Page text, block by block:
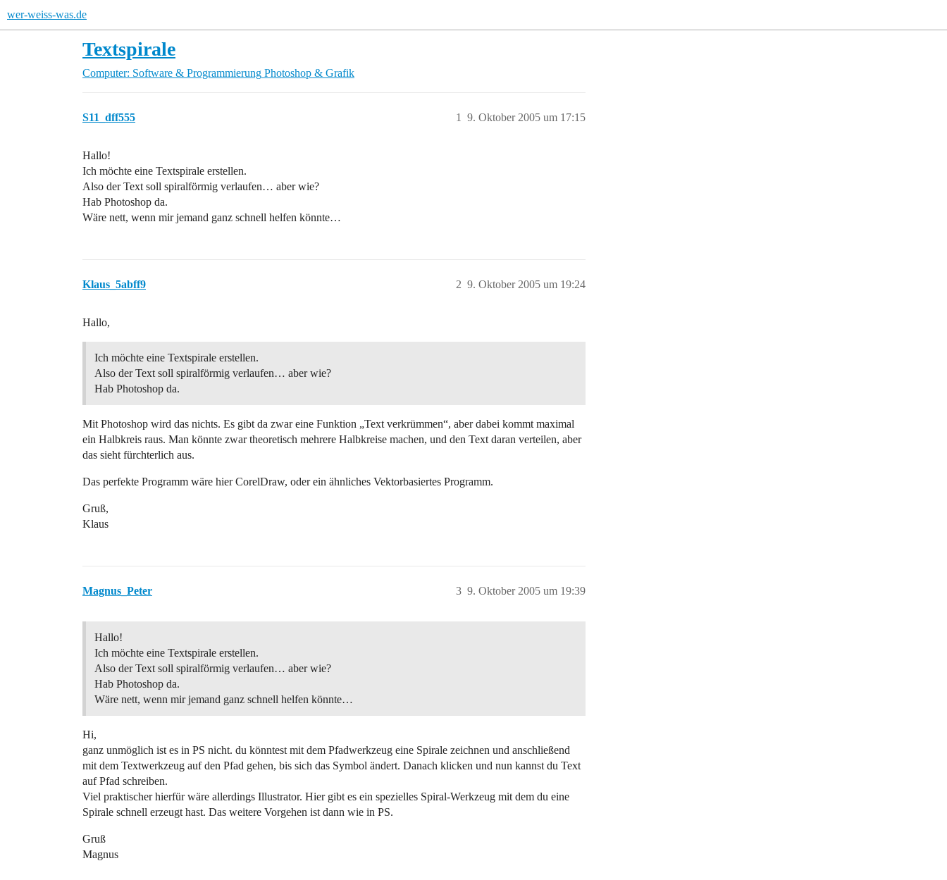
wer-weiss-was.de
Textspirale
Computer: Software & Programmierung Photoshop & Grafik
S11_dff555 9. Oktober 2005 um 17:15
1
Hallo!
Ich möchte eine Textspirale erstellen.
Also der Text soll spiralförmig verlaufen… aber wie?
Hab Photoshop da.
Wäre nett, wenn mir jemand ganz schnell helfen könnte…
Klaus_5abff9 9. Oktober 2005 um 19:24
2
Hallo,
Ich möchte eine Textspirale erstellen.
Also der Text soll spiralförmig verlaufen… aber wie?
Hab Photoshop da.
Mit Photoshop wird das nichts. Es gibt da zwar eine Funktion „Text verkrümmen“, aber dabei kommt maximal
ein Halbkreis raus. Man könnte zwar theoretisch mehrere Halbkreise machen, und den Text daran verteilen, aber
das sieht fürchterlich aus.
Das perfekte Programm wäre hier CorelDraw, oder ein ähnliches Vektorbasiertes Programm.
Gruß,
Klaus
Magnus_Peter 9. Oktober 2005 um 19:39
3
Hallo!
Ich möchte eine Textspirale erstellen.
Also der Text soll spiralförmig verlaufen… aber wie?
Hab Photoshop da.
Wäre nett, wenn mir jemand ganz schnell helfen könnte…
Hi,
ganz unmöglich ist es in PS nicht. du könntest mit dem Pfadwerkzeug eine Spirale zeichnen und anschließend
mit dem Textwerkzeug auf den Pfad gehen, bis sich das Symbol ändert. Danach klicken und nun kannst du Text
auf Pfad schreiben.
Viel praktischer hierfür wäre allerdings Illustrator. Hier gibt es ein spezielles Spiral-Werkzeug mit dem du eine
Spirale schnell erzeugt hast. Das weitere Vorgehen ist dann wie in PS.
Gruß
Magnus